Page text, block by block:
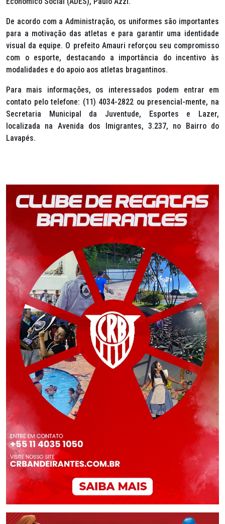
De acordo com a Administração, os uniformes são importantes
para a motivação das atletas e para garantir uma identidade
visual da equipe. O prefeito Amauri reforçou seu compromisso
com o esporte, destacando a importância do incentivo às
modalidades e do apoio aos atletas bragantinos.
Para mais informações, os interessados podem entrar em
contato pelo telefone: (11) 4034-2822 ou presencial-mente, na
Secretaria Municipal da Juventude, Esportes e Lazer,
localizada na Avenida dos Imigrantes, 3.237, no Bairro do
Lavapés.